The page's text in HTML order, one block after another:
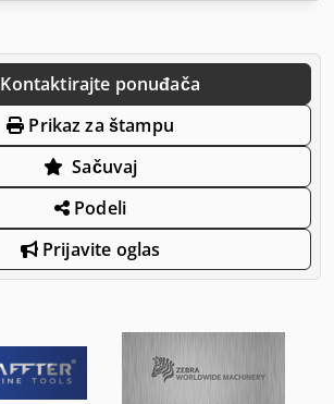
Kontaktirajte ponuđača
Prikaz za štampu
Sačuvaj
Podeli
Prijavite oglas